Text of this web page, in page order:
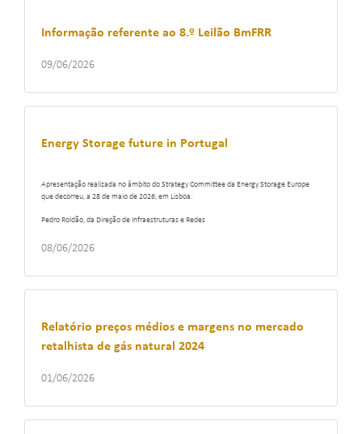
Informação referente ao 8.º Leilão BmFRR
09/06/2026
Energy Storage future in Portugal
Apresentação realizada no âmbito do Strategy Committee da Energy Storage Europe
que decorreu, a 28 de maio de 2026, em Lisboa.
Pedro Roldão, da Direção de Infraestruturas e Redes
08/06/2026
Relatório preços médios e margens no mercado
retalhista de gás natural 2024
01/06/2026